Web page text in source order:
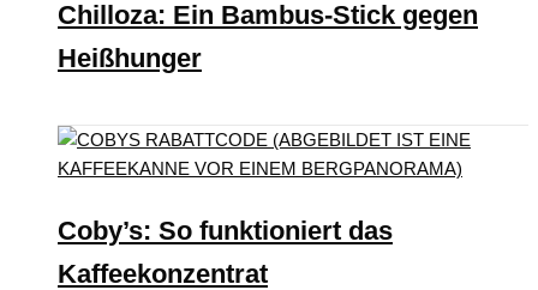
Chilloza: Ein Bambus-Stick gegen
Heißhunger
Coby’s: So funktioniert das
Kaffeekonzentrat